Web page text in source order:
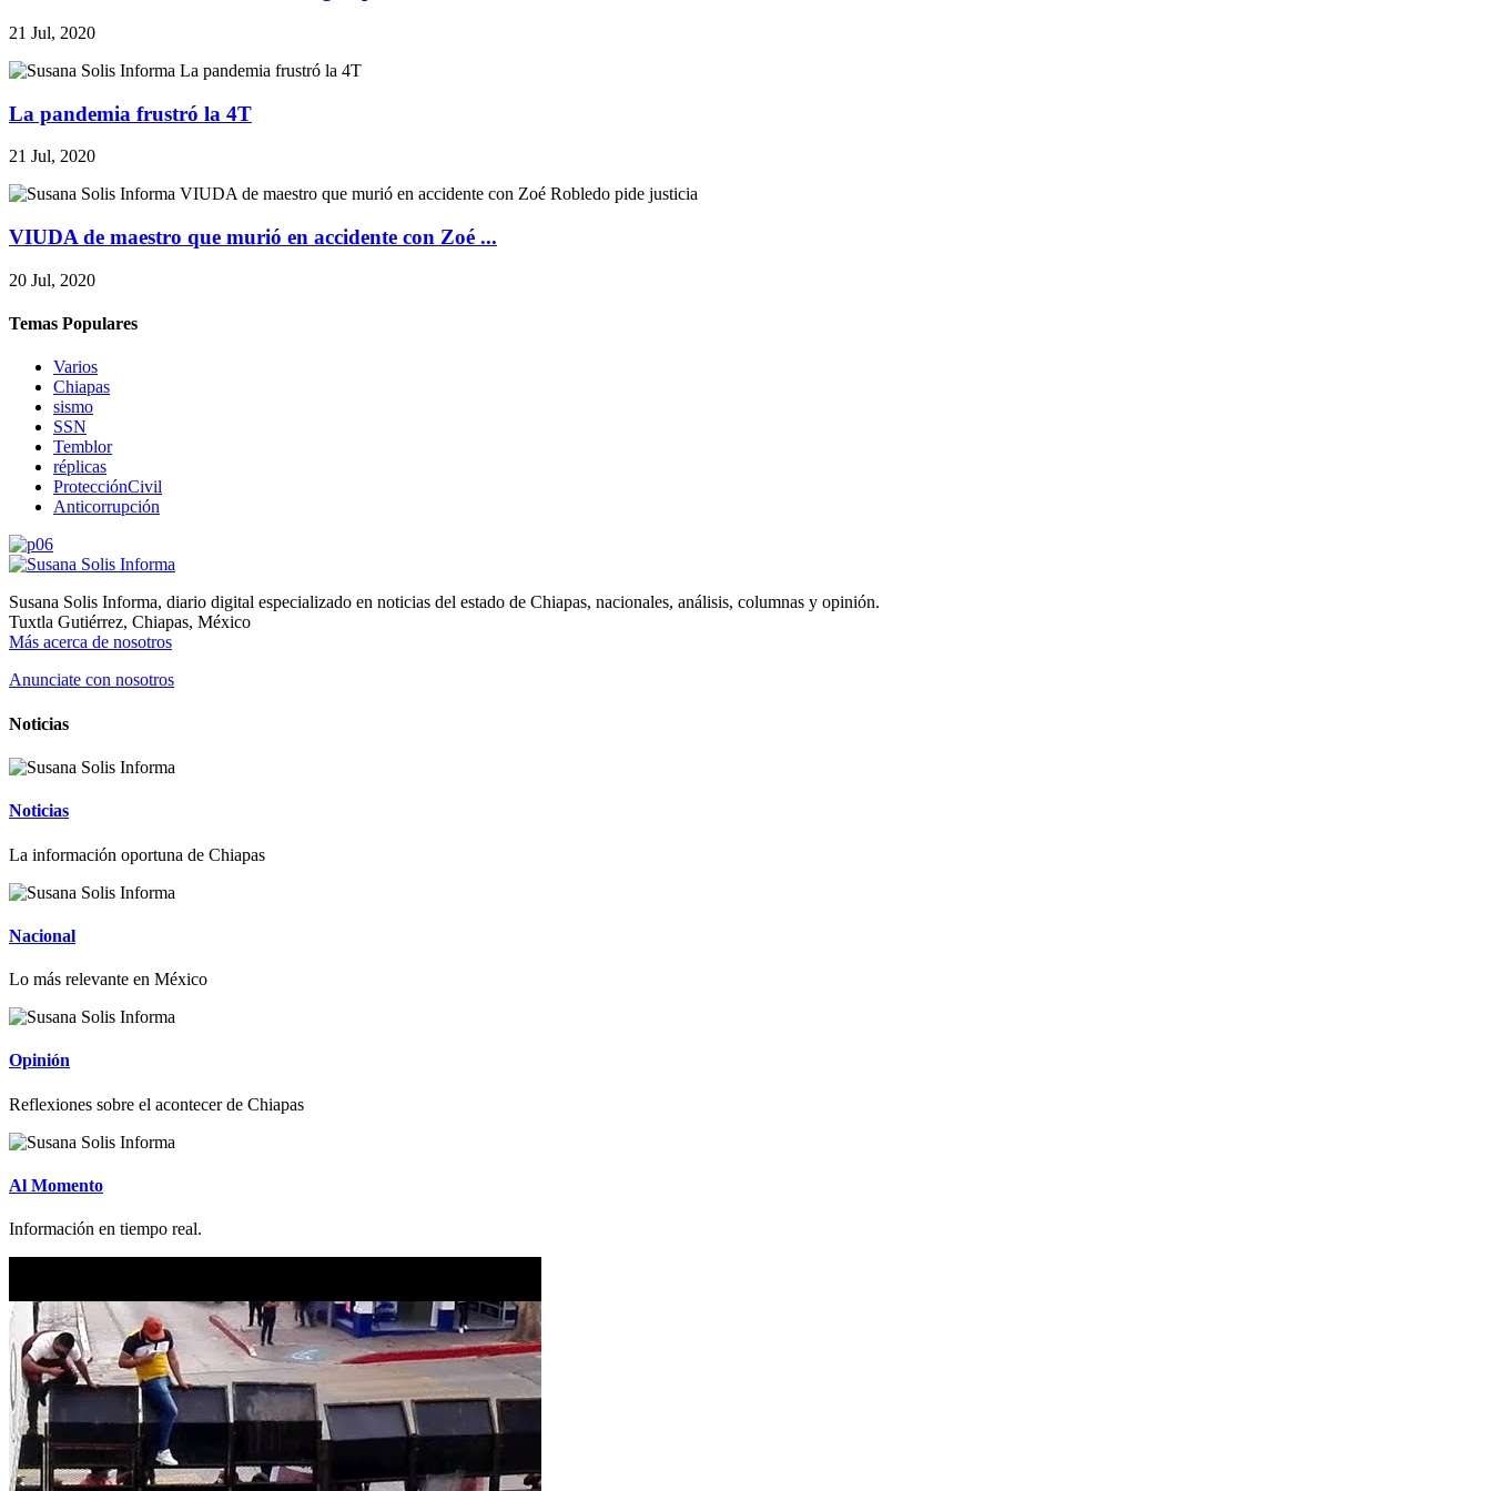
21 Jul, 2020
La pandemia frustró la 4T
21 Jul, 2020
VIUDA de maestro que murió en accidente con Zoé ...
20 Jul, 2020
Temas Populares
Varios
Chiapas
sismo
SSN
Temblor
réplicas
ProtecciónCivil
Anticorrupción
Susana Solis Informa, diario digital especializado en noticias del estado de Chiapas, nacionales, análisis, columnas y opinión.
Tuxtla Gutiérrez, Chiapas, México
Más acerca de nosotros
Anunciate con nosotros
Noticias
Noticias
La información oportuna de Chiapas
Nacional
Lo más relevante en México
Opinión
Reflexiones sobre el acontecer de Chiapas
Al Momento
Información en tiempo real.